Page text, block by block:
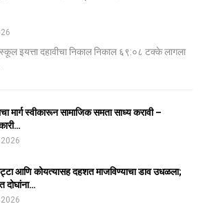
इयत्ता दहावीचा निकाल निकाल ६९:०८ टक्के लागला
मार्ग स्वीकारून सामाजिक समता साध्य करावी –
आणि कोयत्यासह दहशत माजविण्याचा डाव उधळला;
दोघांना…